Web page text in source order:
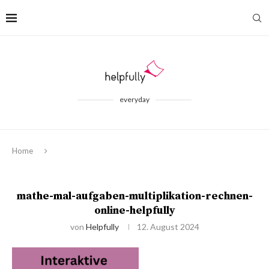
everyday
Home
mathe-mal-aufgaben-multiplikation-rechnen-
online-helpfully
von Helpfully 12. August 2024